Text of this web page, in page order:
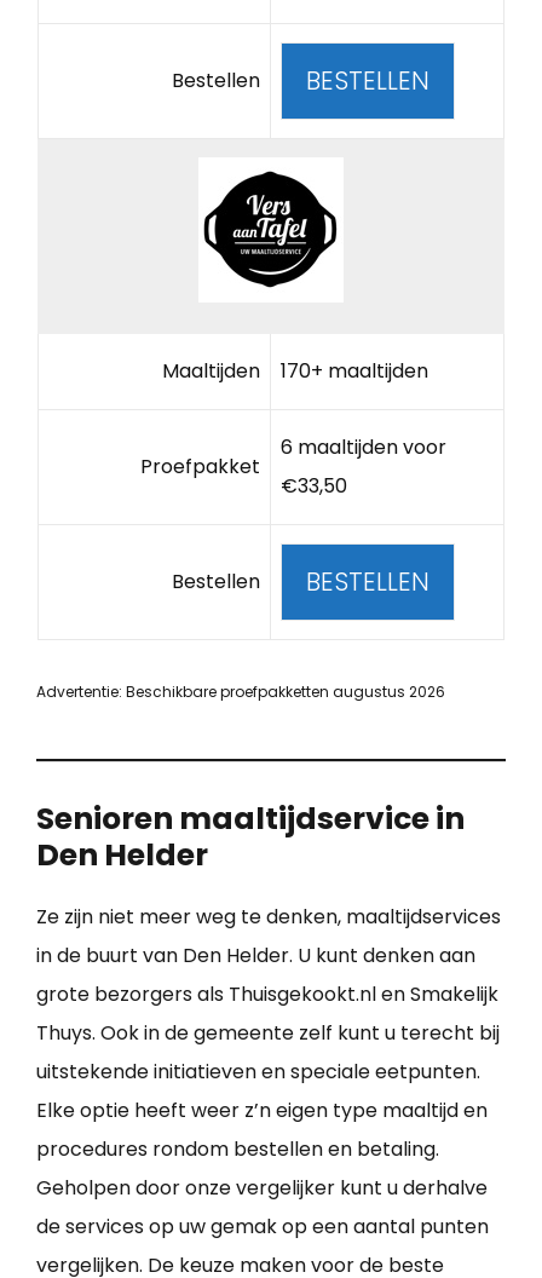
Bestellen BESTELLEN
Maaltijden 170+ maaltijden
Proefpakket
6 maaltijden voor
€33,50
Bestellen BESTELLEN
Advertentie: Beschikbare proefpakketten augustus 2026
Senioren maaltijdservice in
Den Helder
Ze zijn niet meer weg te denken, maaltijdservices
in de buurt van Den Helder. U kunt denken aan
grote bezorgers als Thuisgekookt.nl en Smakelijk
Thuys. Ook in de gemeente zelf kunt u terecht bij
uitstekende initiatieven en speciale eetpunten.
Elke optie heeft weer z’n eigen type maaltijd en
procedures rondom bestellen en betaling.
Geholpen door onze vergelijker kunt u derhalve
de services op uw gemak op een aantal punten
vergelijken. De keuze maken voor de beste